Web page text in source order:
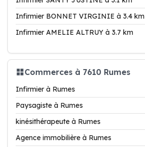
Infirmier BONNET VIRGINIE à 3.4 km
Infirmier AMELIE ALTRUY à 3.7 km
Commerces à 7610 Rumes
Infirmier à Rumes
Paysagiste à Rumes
kinésithérapeute à Rumes
Agence immobilière à Rumes